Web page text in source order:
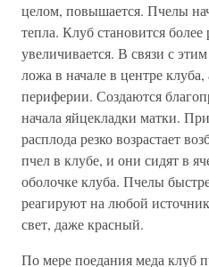
целом, повышается. Пчелы
тепла. Клуб становится
увеличивается. В связи с
ложа в начале в центре клуба,
периферии. Создаются
начала яйцекладки матки.
расплода резко возрастает
пчел в клубе, и они сидят в
оболочке клуба. Пчелы
реагируют на любой
свет, даже красный.
По мере поедания меда клуб